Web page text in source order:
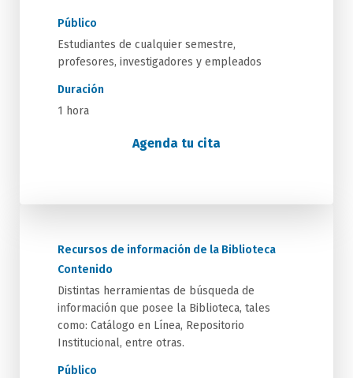
Público
Estudiantes de cualquier semestre,
profesores, investigadores y empleados
Duración
1 hora
Agenda tu cita
Recursos de información de la Biblioteca
Contenido
Distintas herramientas de búsqueda de
información que posee la Biblioteca, tales
como: Catálogo en Línea, Repositorio
Institucional, entre otras.
Público